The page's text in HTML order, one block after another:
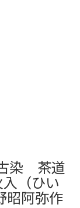
染 茶道
（ひい
昭阿弥作